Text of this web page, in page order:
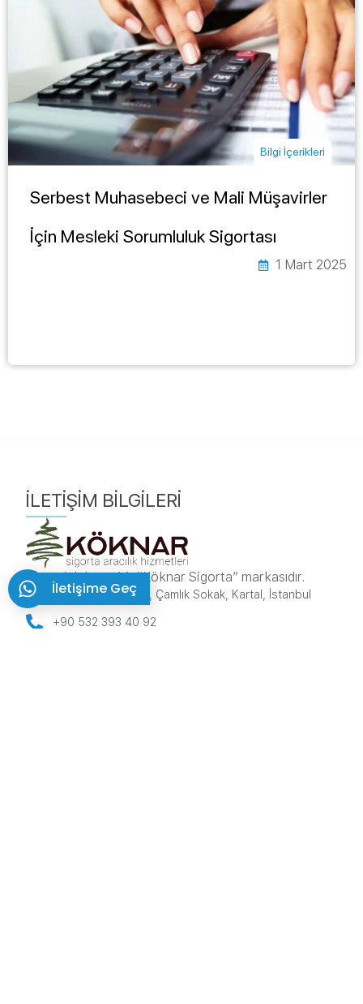
Bilgi İçerikleri
Serbest Muhasebeci ve Mali Müşavirler
İçin Mesleki Sorumluluk Sigortası
1 Mart 2025
İLETIŞIM BILGILERI
sorumluluk.net bir “Köknar Sigorta” markasıdır.
Karlıktepe, 1A/270, Çamlık Sokak, Kartal, İstanbul
+90 532 393 40 92
İletişime Geç